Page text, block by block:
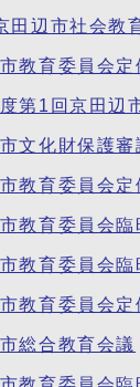
田辺市社会教
教育委員会定
第1回京田辺
文化財保護審
教育委員会定
教育委員会臨
教育委員会臨
教育委員会定
総合教育会議